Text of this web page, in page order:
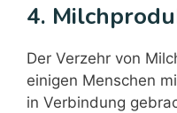
4.
Der Verzehr von
einigen Menschen
in Verbindung